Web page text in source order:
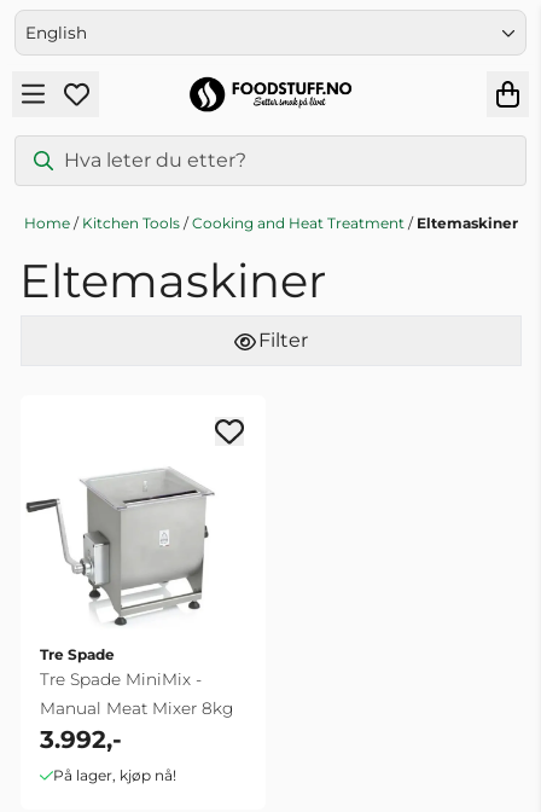
Skip to content
English
Home / Kitchen Tools /Cooking and Heat Treatment / Eltemaskiner
Eltemaskiner
Filter
Tre Spade
Tre Spade MiniMix -
Manual Meat Mixer 8kg
3.992,-
På lager, kjøp nå!